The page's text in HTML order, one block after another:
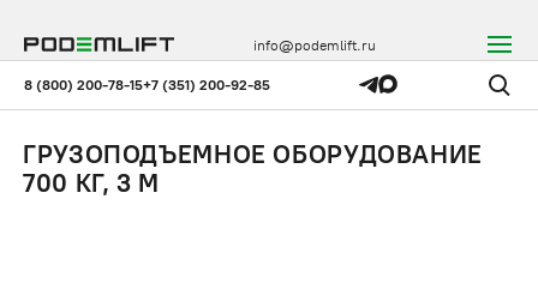
8 (800) 200-78-15+7 (351) 200-92-85
info@podemlift.ru
ГРУЗОПОДЪЕМНОЕ ОБОРУДОВАНИЕ
700 КГ, 3 М